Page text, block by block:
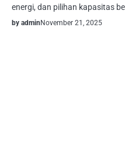
energi, dan pilihan kapasitas
by adminNovember 21, 2025